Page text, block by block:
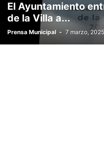
El Ayuntamiento
de la Villa a...
Prensa Municipal - 7 marzo, 2025